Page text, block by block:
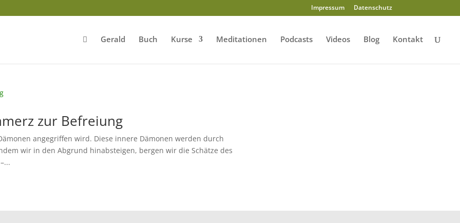
Impressum Datenschutz
Gerald Buch Kurse Meditationen Podcasts Videos Blog Kontakt
zur Befreiung
angegriffen wird. Diese innere Dämonen werden durch
wir in den Abgrund hinabsteigen, bergen wir die Schätze des